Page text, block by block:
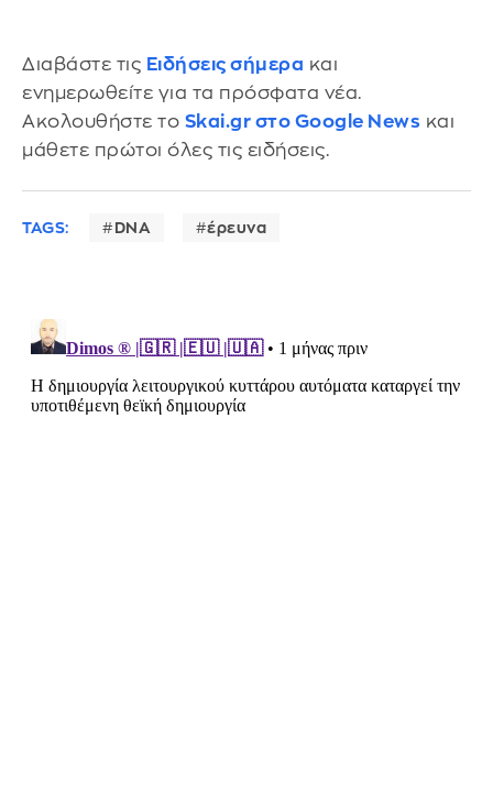
Διαβάστε τις Ειδήσεις σήμερα και
ενημερωθείτε για τα πρόσφατα νέα.
Ακολουθήστε το Skai.gr στο Google News και
μάθετε πρώτοι όλες τις ειδήσεις.
TAGS: DNA έρευνα